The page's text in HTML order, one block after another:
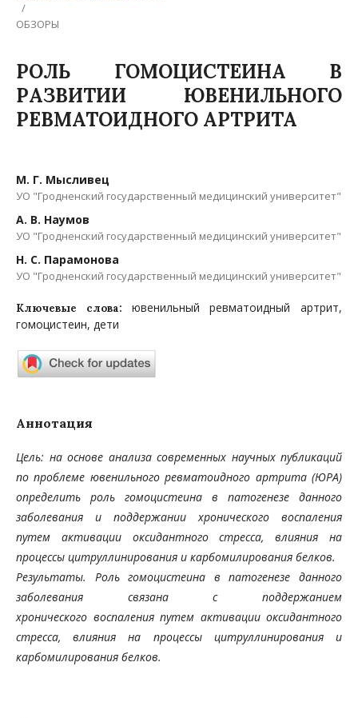
/
ОБЗОРЫ
РОЛЬ ГОМОЦИСТЕИНА В
РАЗВИТИИ ЮВЕНИЛЬНОГО
РЕВМАТОИДНОГО АРТРИТА
М. Г. Мысливец
УО "Гродненский государственный медицинский университет"
А. В. Наумов
УО "Гродненский государственный медицинский университет"
Н. С. Парамонова
УО "Гродненский государственный медицинский университет"
Ключевые слова: ювенильный ревматоидный артрит,
гомоцистеин, дети
Аннотация
Цель: на основе анализа современных научных публикаций
по проблеме ювенильного ревматоидного артрита (ЮРА)
определить роль гомоцистеина в патогенезе данного
заболевания и поддержании хронического воспаления
путем активации оксидантного стресса, влияния на
процессы цитруллинирования и карбомилирования белков.
Результаты. Роль гомоцистеина в патогенезе данного
заболевания связана с поддержанием
хронического воспаления путем активации оксидантного
стресса, влияния на процессы цитруллинирования и
карбомилирования белков.